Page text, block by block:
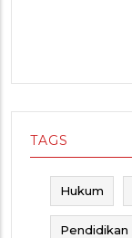
TAGS
Hukum
Pendidikan